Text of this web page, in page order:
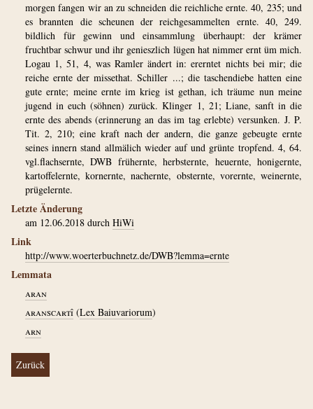
morgen fangen wir an zu schneiden die reichliche ernte. 40, 235; und
es brannten die scheunen der reichgesammelten ernte. 40, 249.
bildlich für gewinn und einsammlung überhaupt: der krämer
fruchtbar schwur und ihr genieszlich lügen hat nimmer ernt üm mich.
Logau 1, 51, 4, was Ramler ändert in: ererntet nichts bei mir; die
reiche ernte der missethat. Schiller ...; die taschendiebe hatten eine
gute ernte; meine ernte im krieg ist gethan, ich träume nun meine
jugend in euch (söhnen) zurück. Klinger 1, 21; Liane, sanft in die
ernte des abends (erinnerung an das im tag erlebte) versunken. J. P.
Tit. 2, 210; eine kraft nach der andern, die ganze gebeugte ernte
seines innern stand allmälich wieder auf und grünte tropfend. 4, 64.
vgl.flachsernte, DWB frühernte, herbsternte, heuernte, honigernte,
kartoffelernte, kornernte, nachernte, obsternte, vorernte, weinernte,
prügelernte.
Letzte Änderung
am 12.06.2018 durch HiWi
Link
http://www.woerterbuchnetz.de/DWB?lemma=ernte
Lemmata
aran
aranscartî (Lex Baiuvariorum)
arn
Zurück